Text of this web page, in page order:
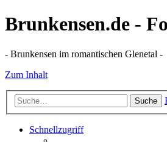
Brunkensen.de -
- Brunkensen im romantischen Glenetal -
Zum Inhalt
Suche
Schnellzugriff